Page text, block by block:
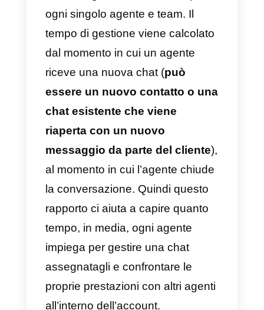
informazioni che consentono di
valutare lagestione deidiversi
canali di supporto
WhatsApp, Telegram, Instagram
Facebook Messenger e, a loro
volta, di determinare le
opportunità di miglioramento
della strategia del servizio
clienti.
Quali sono le 8 migliori
metriche del servizio
là fuori?